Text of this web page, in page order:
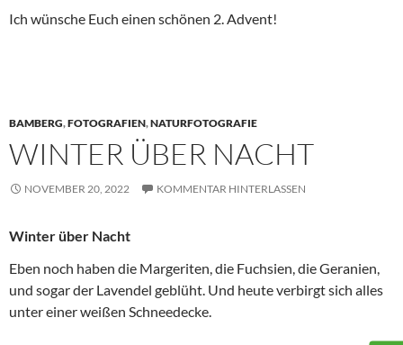
Ich wünsche Euch einen schönen 2. Advent!
BAMBERG,FOTOGRAFIEN,NATURFOTOGRAFIE
WINTER ÜBER NACHT
NOVEMBER 20, 2022 KOMMENTAR HINTERLASSEN
Winter über Nacht
Eben noch haben die Margeriten, die Fuchsien, die Geranien,
und sogar der Lavendel geblüht. Und heute verbirgt sich alles
unter einer weißen Schneedecke.